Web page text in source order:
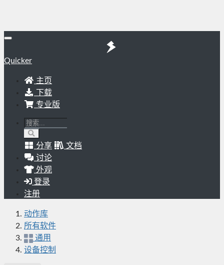
Quicker
主页
下载
专业版
分享
文档
讨论
外观
登录
注册
动作库
所有软件
通用
设备控制